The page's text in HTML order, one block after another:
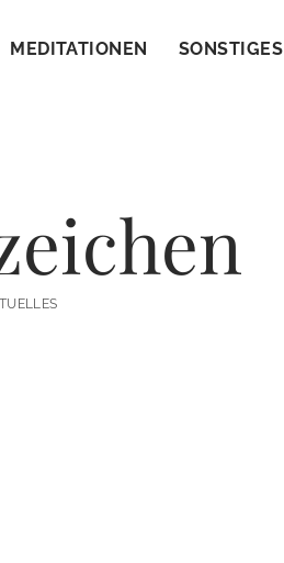
MEDITATIONEN SONSTIGES